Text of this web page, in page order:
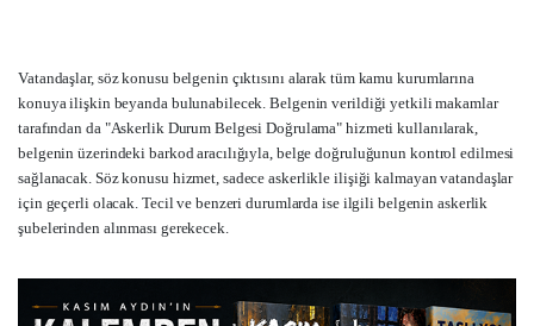
Vatandaşlar, söz konusu belgenin çıktısını alarak tüm kamu kurumlarına
konuya ilişkin beyanda bulunabilecek. Belgenin verildiği yetkili makamlar
tarafından da "Askerlik Durum Belgesi Doğrulama" hizmeti kullanılarak,
belgenin üzerindeki barkod aracılığıyla, belge doğruluğunun kontrol edilmesi
sağlanacak. Söz konusu hizmet, sadece askerlikle ilişiği kalmayan vatandaşlar
için geçerli olacak. Tecil ve benzeri durumlarda ise ilgili belgenin askerlik
şubelerinden alınması gerekecek.